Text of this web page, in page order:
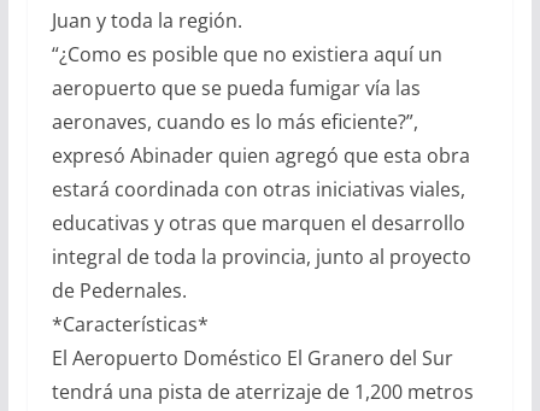
Juan y toda la región.
“¿Como es posible que no existiera aquí un
aeropuerto que se pueda fumigar vía las
aeronaves, cuando es lo más eficiente?”,
expresó Abinader quien agregó que esta obra
estará coordinada con otras iniciativas viales,
educativas y otras que marquen el desarrollo
integral de toda la provincia, junto al proyecto
de Pedernales.
*Características*
El Aeropuerto Doméstico El Granero del Sur
tendrá una pista de aterrizaje de 1,200 metros